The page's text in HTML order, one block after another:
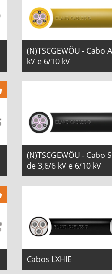
(N)TSCGEWÖU - Cabo
kV e 6/10 kV
(N)TSCGEWÖU - Cabo
de 3,6/6 kV e 6/10 kV
Cabos LXHIE